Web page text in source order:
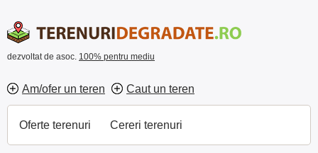
dezvoltat de asoc. 100% pentru mediu
Am/ofer un teren Caut un teren
Oferte terenuri Cereri terenuri